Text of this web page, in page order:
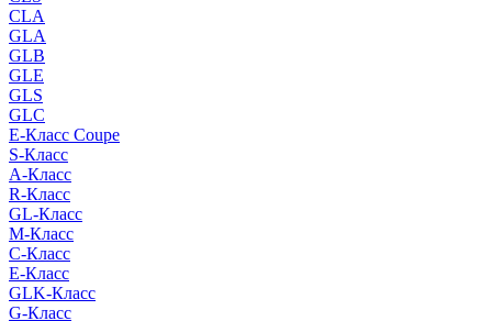
CLA
GLA
GLB
GLE
GLS
GLC
E-Класс Coupe
S-Класс
A-Класс
R-Класс
GL-Класс
M-Класс
C-Класс
E-Класс
GLK-Класс
G-Класс